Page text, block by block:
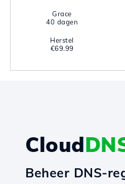
Grace
40 dagen
Herstel
€69.99
Cloud
Beheer DNS-